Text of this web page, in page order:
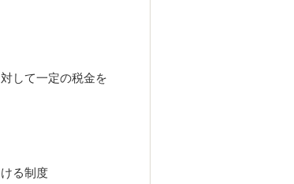
して一定の税金を
る制度